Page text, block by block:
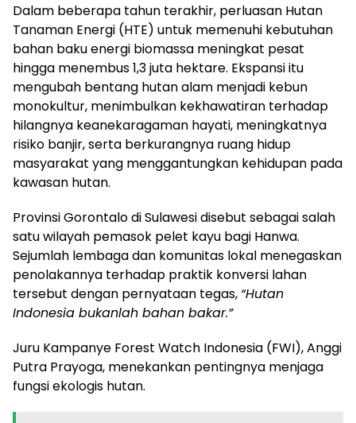
Dalam beberapa tahun terakhir, perluasan Hutan
Tanaman Energi (HTE) untuk memenuhi kebutuhan
bahan baku energi biomassa meningkat pesat
hingga menembus 1,3 juta hektare. Ekspansi itu
mengubah bentang hutan alam menjadi kebun
monokultur, menimbulkan kekhawatiran terhadap
hilangnya keanekaragaman hayati, meningkatnya
risiko banjir, serta berkurangnya ruang hidup
masyarakat yang menggantungkan kehidupan pada
kawasan hutan.
Provinsi Gorontalo di Sulawesi disebut sebagai salah
satu wilayah pemasok pelet kayu bagi Hanwa.
Sejumlah lembaga dan komunitas lokal menegaskan
penolakannya terhadap praktik konversi lahan
tersebut dengan pernyataan tegas, “Hutan
Indonesia bukanlah bahan bakar.”
Juru Kampanye Forest Watch Indonesia (FWI), Anggi
Putra Prayoga, menekankan pentingnya menjaga
fungsi ekologis hutan.